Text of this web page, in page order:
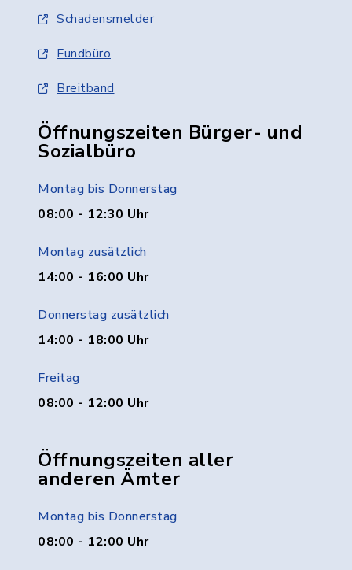
Schadensmelder
Fundbüro
Breitband
Öffnungszeiten Bürger- und
Sozialbüro
Montag bis Donnerstag
08:00 - 12:30 Uhr
Montag zusätzlich
14:00 - 16:00 Uhr
Donnerstag zusätzlich
14:00 - 18:00 Uhr
Freitag
08:00 - 12:00 Uhr
Öffnungszeiten aller
anderen Ämter
Montag bis Donnerstag
08:00 - 12:00 Uhr